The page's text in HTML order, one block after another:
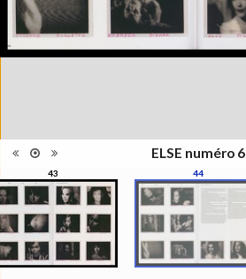
ELSE numéro 6
43 44
commissaire, du collectionneur
Catégorie
Revues, Journaux
Type de
reliure
Broché
Format
29 x 22 cm
Langues
Ensemble
ISBN/ISSN
ISBN 22350443